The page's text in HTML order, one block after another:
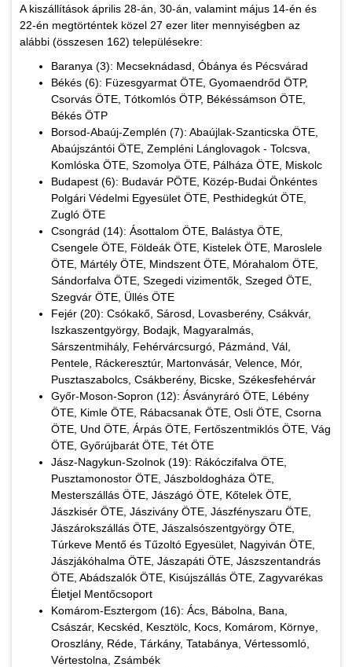
A kiszállítások április 28-án, 30-án, valamint május 14-én és
22-én megtörténtek közel 27 ezer liter mennyiségben az
alábbi (összesen 162) településekre:
Baranya (3): Mecseknádasd, Óbánya és Pécsvárad
Békés (6): Füzesgyarmat ÖTE, Gyomaendrőd ÖTP,
Csorvás ÖTE, Tótkomlós ÖTP, Békéssámson ÖTE,
Békés ÖTP
Borsod-Abaúj-Zemplén (7): Abaújlak-Szanticska ÖTE,
Abaújszántói ÖTE, Zempléni Lánglovagok - Tolcsva,
Komlóska ÖTE, Szomolya ÖTE, Pálháza ÖTE, Miskolc
Budapest (6): Budavár PÖTE, Közép-Budai Önkéntes
Polgári Védelmi Egyesület ÖTE, Pesthidegkút ÖTE,
Zugló ÖTE
Csongrád (14): Ásottalom ÖTE, Balástya ÖTE,
Csengele ÖTE, Földeák ÖTE, Kistelek ÖTE, Maroslele
ÖTE, Mártély ÖTE, Mindszent ÖTE, Mórahalom ÖTE,
Sándorfalva ÖTE, Szegedi vizimentők, Szeged ÖTE,
Szegvár ÖTE, Üllés ÖTE
Fejér (20): Csókakő, Sárosd, Lovasberény, Csákvár,
Iszkaszentgyörgy, Bodajk, Magyaralmás,
Sárszentmihály, Fehérvárcsurgó, Pázmánd, Vál,
Pentele, Ráckeresztúr, Martonvásár, Velence, Mór,
Pusztaszabolcs, Csákberény, Bicske, Székesfehérvár
Győr-Moson-Sopron (12): Ásványráró ÖTE, Lébény
ÖTE, Kimle ÖTE, Rábacsanak ÖTE, Osli ÖTE, Csorna
ÖTE, Und ÖTE, Árpás ÖTE, Fertőszentmiklós ÖTE, Vág
ÖTE, Győrújbarát ÖTE, Tét ÖTE
Jász-Nagykun-Szolnok (19): Rákóczifalva ÖTE,
Pusztamonostor ÖTE, Jászboldogháza ÖTE,
Mesterszállás ÖTE, Jászágó ÖTE, Kőtelek ÖTE,
Jászkisér ÖTE, Jászivány ÖTE, Jászfényszaru ÖTE,
Jászárokszállás ÖTE, Jászalsószentgyörgy ÖTE,
Túrkeve Mentő és Tűzoltó Egyesület, Nagyiván ÖTE,
Jászjákóhalma ÖTE, Jászapáti ÖTE, Jászszentandrás
ÖTE, Abádszalók ÖTE, Kisújszállás ÖTE, Zagyvarékas
Életjel Mentőcsoport
Komárom-Esztergom (16): Ács, Bábolna, Bana,
Császár, Kecskéd, Kesztölc, Kocs, Komárom, Környe,
Oroszlány, Réde, Tárkány, Tatabánya, Vértessomló,
Vértestolna, Zsámbék